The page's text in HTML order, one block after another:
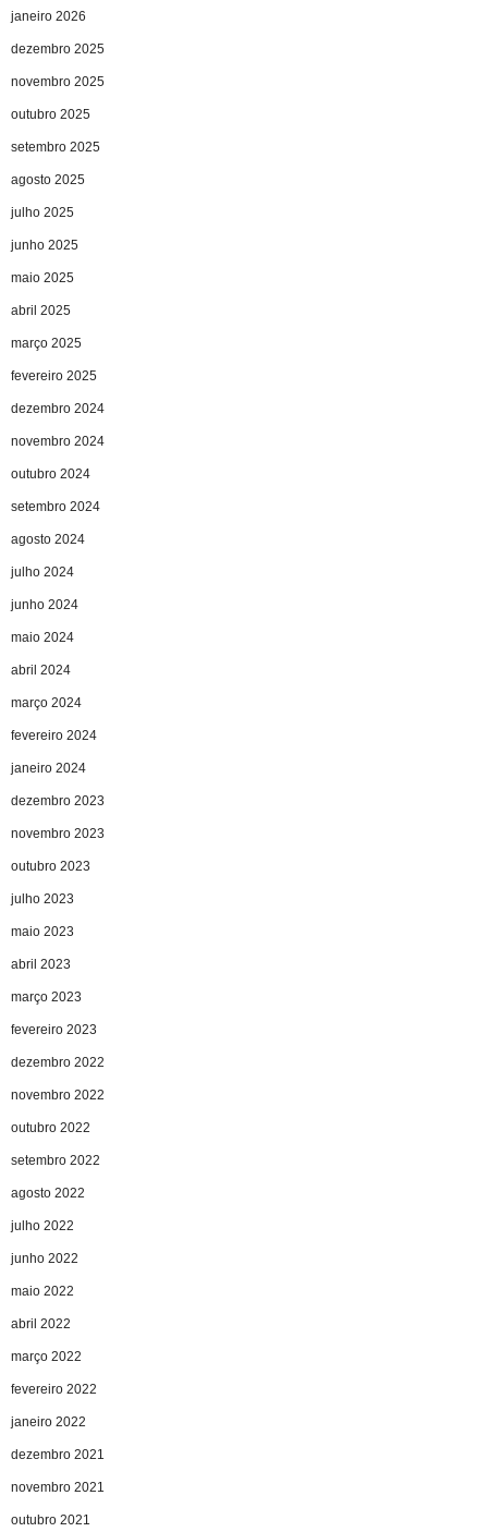
janeiro 2026
dezembro 2025
novembro 2025
outubro 2025
setembro 2025
agosto 2025
julho 2025
junho 2025
maio 2025
abril 2025
março 2025
fevereiro 2025
dezembro 2024
novembro 2024
outubro 2024
setembro 2024
agosto 2024
julho 2024
junho 2024
maio 2024
abril 2024
março 2024
fevereiro 2024
janeiro 2024
dezembro 2023
novembro 2023
outubro 2023
julho 2023
maio 2023
abril 2023
março 2023
fevereiro 2023
dezembro 2022
novembro 2022
outubro 2022
setembro 2022
agosto 2022
julho 2022
junho 2022
maio 2022
abril 2022
março 2022
fevereiro 2022
janeiro 2022
dezembro 2021
novembro 2021
outubro 2021